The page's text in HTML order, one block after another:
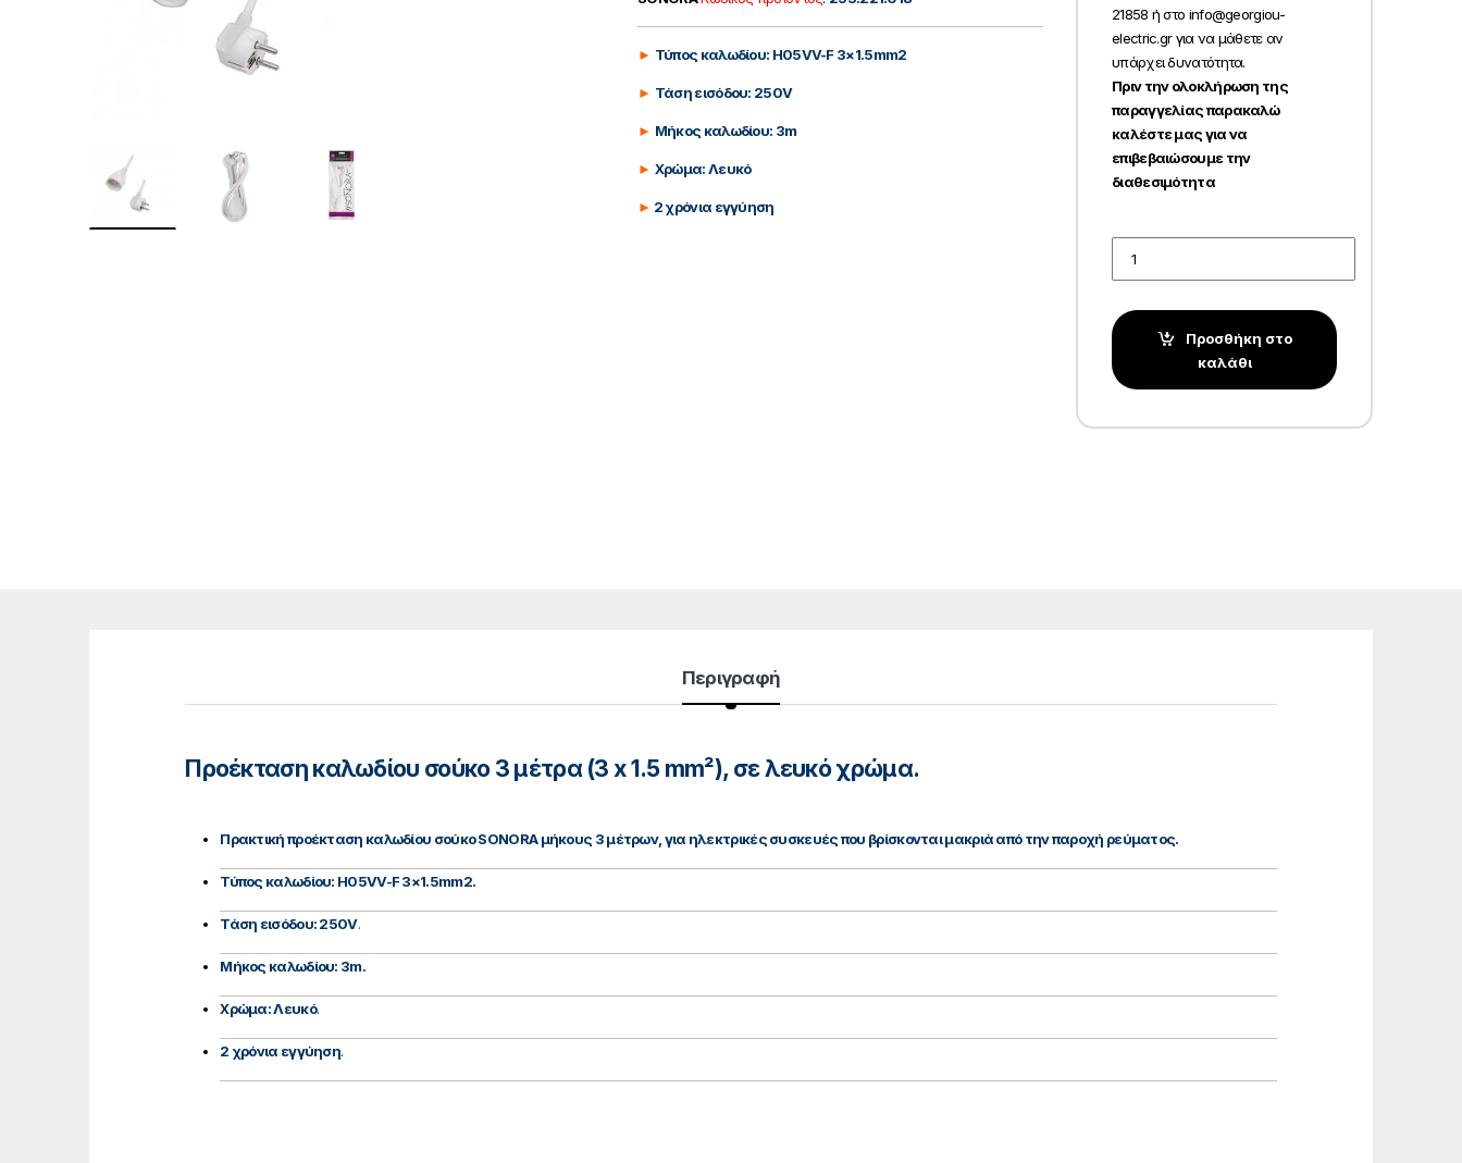
► Τύπος καλωδίου: H05VV-F 3×1.5mm2
► Τάση εισόδου: 250V
► Μήκος καλωδίου: 3m
► Χρώμα: Λευκό
► 2 χρόνια εγγύηση
21858 ή στο info@georgiou-
electric.gr για να μάθετε αν
υπάρχει δυνατότητα.
Πριν την ολοκλήρωση της
παραγγελίας παρακαλώ
καλέστε μας για να
επιβεβαιώσουμε την
διαθεσιμότητα
Προσθήκη στο
καλάθι
Περιγραφή
Προέκταση καλωδίου σούκο 3 μέτρα (3 x 1.5 mm²), σε λευκό χρώμα.
Πρακτική προέκταση καλωδίου σούκο SONORA μήκους 3 μέτρων, για ηλεκτρικές συσκευές που βρίσκονται μακριά από την παροχή ρεύματος.
Τύπος καλωδίου: H05VV-F 3×1.5mm2.
Τάση εισόδου: 250V.
Μήκος καλωδίου: 3m.
Χρώμα: Λευκό.
2 χρόνια εγγύηση.